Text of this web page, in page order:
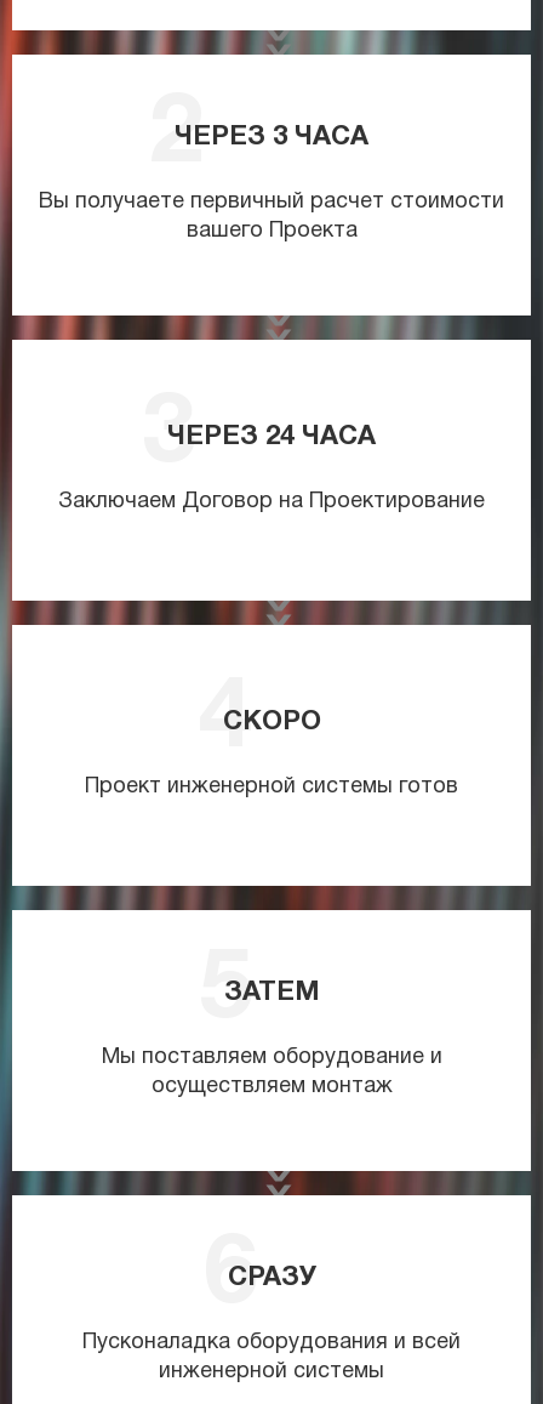
ЧЕРЕЗ 3 ЧАСА
Вы получаете первичный расчет стоимости
вашего Проекта
ЧЕРЕЗ 24 ЧАСА
Заключаем Договор на Проектирование
СКОРО
Проект инженерной системы готов
ЗАТЕМ
Мы поставляем оборудование и
осуществляем монтаж
СРАЗУ
Пусконаладка оборудования и всей
инженерной системы